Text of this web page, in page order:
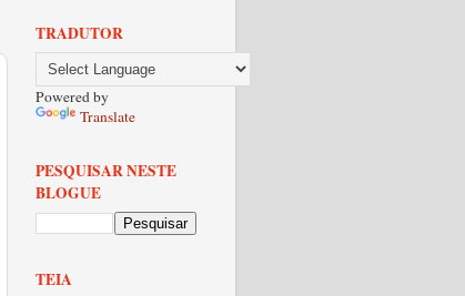
TRADUTOR
Powered by
Translate
PESQUISAR NESTE
BLOGUE
TEIA